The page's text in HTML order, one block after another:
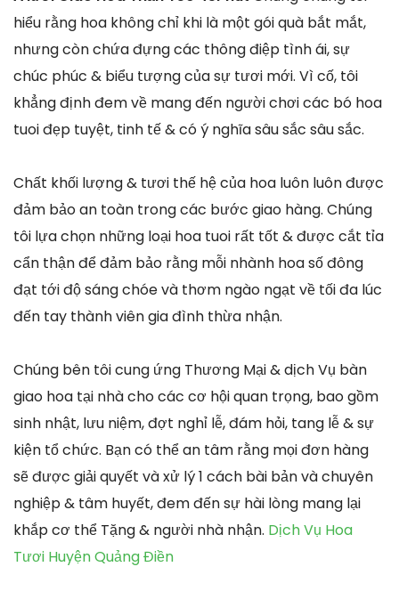
hiểu rằng hoa không chỉ khi là một gói quà bắt mắt,
nhưng còn chứa đựng các thông điệp tình ái, sự
chúc phúc & biểu tượng của sự tươi mới. Vì cố, tôi
khẳng định đem về mang đến người chơi các bó hoa
tuoi đẹp tuyệt, tinh tế & có ý nghĩa sâu sắc sâu sắc.
Chất khối lượng & tươi thế hệ của hoa luôn luôn được
đảm bảo an toàn trong các bước giao hàng. Chúng
tôi lựa chọn những loại hoa tuoi rất tốt & được cắt tỉa
cẩn thận để đảm bảo rằng mỗi nhành hoa số đông
đạt tới độ sáng chóe và thơm ngào ngạt về tối đa lúc
đến tay thành viên gia đình thừa nhận.
Chúng bên tôi cung ứng Thương Mại & dịch Vụ bàn
giao hoa tại nhà cho các cơ hội quan trọng, bao gồm
sinh nhật, lưu niệm, đợt nghỉ lễ, đám hỏi, tang lễ & sự
kiện tổ chức. Bạn có thể an tâm rằng mọi đơn hàng
sẽ được giải quyết và xử lý 1 cách bài bản và chuyên
nghiệp & tâm huyết, đem đến sự hài lòng mang lại
khắp cơ thể Tặng & người nhà nhận. Dịch Vụ Hoa
Tươi Huyện Quảng Điền